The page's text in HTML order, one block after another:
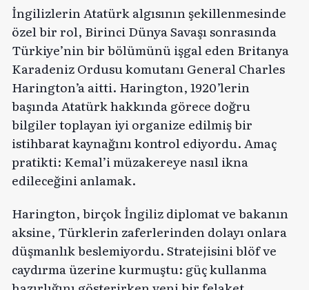
İngilizlerin Atatürk algısının şekillenmesinde
özel bir rol, Birinci Dünya Savaşı sonrasında
Türkiye’nin bir bölümünü işgal eden Britanya
Karadeniz Ordusu komutanı General Charles
Harington’a aitti. Harington, 1920’lerin
başında Atatürk hakkında görece doğru
bilgiler toplayan iyi organize edilmiş bir
istihbarat kaynağını kontrol ediyordu. Amaç
pratikti: Kemal’i müzakereye nasıl ikna
edileceğini anlamak.
Harington, birçok İngiliz diplomat ve bakanın
aksine, Türklerin zaferlerinden dolayı onlara
düşmanlık beslemiyordu. Stratejisini blöf ve
caydırma üzerine kurmuştu: güç kullanma